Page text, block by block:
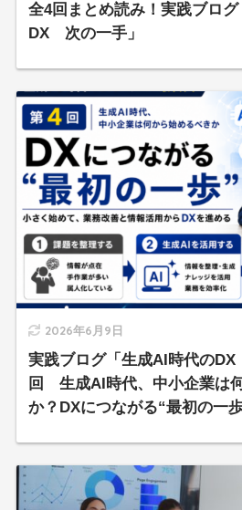
全4回まとめ読み！実践ブロ
DX 次の一手」
2026年6月9日
実践ブログ「生成AI時代の
回 生成AI時代、中小企業は
か？DXにつながる“最初の一